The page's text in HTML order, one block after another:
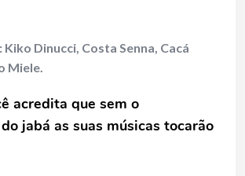
Kiko Dinucci, Costa Senna, Cacá
Miele.
acredita que sem o
jabá as suas músicas tocarão